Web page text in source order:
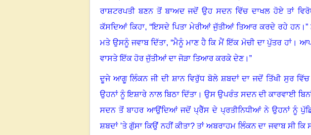
ਰਾਸ਼ਟਰਪਤੀ ਬਣਨ ਤੋਂ ਬਾਅਦ ਜਦੋਂ ਉਹ ਸਦਨ ਵਿੱਚ ਦਾਖਲ ਹੋਏ ਤਾਂ
ਕੱਸਦਿਆਂ ਕਿਹਾ, “ਇਸਦੇ ਪਿਤਾ ਮੇਰੀਆਂ ਜੁੱਤੀਆਂ ਤਿਆਰ ਕਰਦੇ ਰਹੇ ਹਨ।”
ਮਤੇ ਉਸਨੂੰ ਜਵਾਬ ਦਿੱਤਾ, “ਮੈਨੂੰ ਮਾਣ ਹੈ ਕਿ ਮੈਂ ਇੱਕ ਮੋਚੀ ਦਾ ਪੁੱਤਰ ਹਾਂ ।
ਵਾਸਤੇ ਇੱਕ ਹੋਰ ਜੁੱਤੀਆਂ ਦਾ ਜੋੜਾ ਤਿਆਰ ਕਰਕੇ ਦੇਣ।”
ਦੂਜੇ ਆਗੂ ਲਿੰਕਨ ਜੀ ਦੀ ਸ਼ਾਨ ਵਿਰੁੱਧ ਬੋਲੇ ਸ਼ਬਦਾਂ ਦਾ ਜਦੋਂ ਤਿੱਖੀ ਸੁਰ
ਉਹਨਾਂ ਨੂੰ ਇਸ਼ਾਰੇ ਨਾਲ ਬਿਠਾ ਦਿੱਤਾ ।ਉਸ ਉਪਰੰਤ ਸਦਨ ਦੀ ਕਾਰਵਾਈ
ਸਦਨ ਤੋਂ ਬਾਹਰ ਆਉਂਦਿਆਂ ਜਦੋਂ ਪ੍ਰੈੱਸ ਦੇ ਪ੍ਰਤੀਨਿਧੀਆਂ ਨੇ ਉਹਨਾਂ ਨੂੰ
ਸ਼ਬਦਾਂ ’ਤੇ ਗੁੱਸਾ ਕਿਉਂ ਨਹੀਂ ਕੀਤਾ? ਤਾਂ ਅਬਰਾਹਮ ਲਿੰਕਨ ਦਾ ਜਵਾਬ ਸੀ ਕਿ